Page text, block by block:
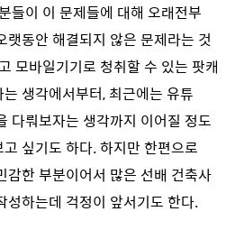
들이 이 문제들에 대해 오래전부
랫동안 해결되지 않은 문제라는 것
모바일기기로 청취할 수 있는 팟캐
생각에서부터, 최근에는 유튜
다뤄보자는 생각까지 이어질 정도
싶기도 하다. 하지만 한편으로
감한 부분이어서 많은 선배 건축사
성하는데 걱정이 앞서기도 한다.